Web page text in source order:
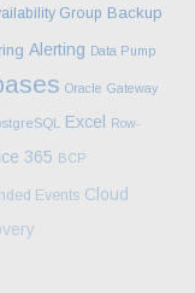
Group Backup
Alerting Data Pump
Oracle Gateway
Excel Row-
365 BCP
Events Cloud